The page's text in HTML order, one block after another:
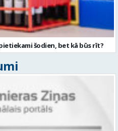
šodien, bet kā būs rīt?